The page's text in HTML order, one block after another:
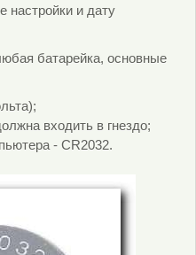
настройки и дату
батарейка, основные
входить в гнездо;
- CR2032.